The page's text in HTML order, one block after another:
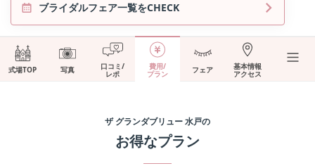
ブライダルフェア一覧をCHECK
式場TOP 写真 口コミ/
レポ
費用/
プラン フェア 基本情報
アクセス
ザ グランダブリュー 水戸の
お得なプラン